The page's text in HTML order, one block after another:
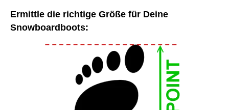
Ermittle die richtige Größe für Deine
Snowboardboots: